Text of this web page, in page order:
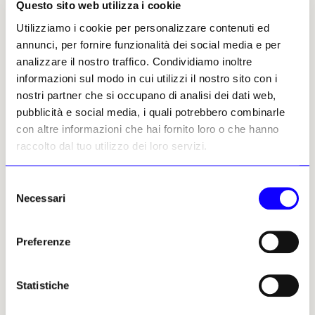
Questo sito web utilizza i cookie
Utilizziamo i cookie per personalizzare contenuti ed
annunci, per fornire funzionalità dei social media e per
analizzare il nostro traffico. Condividiamo inoltre
informazioni sul modo in cui utilizzi il nostro sito con i
nostri partner che si occupano di analisi dei dati web,
pubblicità e social media, i quali potrebbero combinarle
con altre informazioni che hai fornito loro o che hanno
raccolto dal tuo utilizzo dei loro servizi.
delNecessari
Preferenze
Statistiche
Leggi i suoi articoli
Archeologia
Alle Scuderie del Quirinale
l’Egitto è d’oro
Francesco Tiradritti
«Tesori dei Faraoni» portano a
Roma 130 capolavori dei musei
23 ottobre 2025